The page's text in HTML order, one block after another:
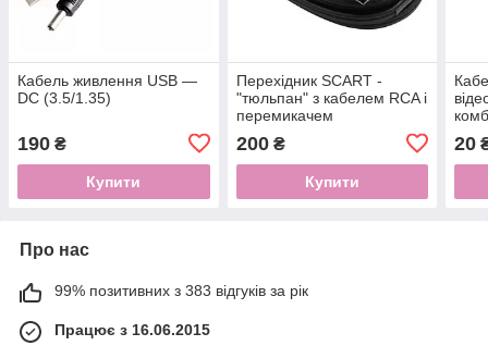
Кабель живлення USB —
DC (3.5/1.35)
190 ₴
Купити
Перехідник SCART -
"тюльпан" з кабелем RCA і
перемикачем
200₴
Купити
20
Про нас
99% позитивних з 383 відгуків за рік
Працює з 16.06.2015